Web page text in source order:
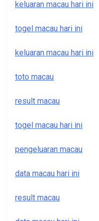
keluaran macau hari ini
togel macau hari ini
keluaran macau hari ini
toto macau
result macau
togel macau hari ini
pengeluaran macau
data macau hari ini
result macau